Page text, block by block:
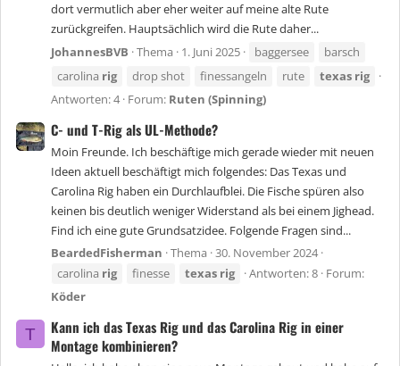
dort vermutlich aber eher weiter auf meine alte Rute
zurückgreifen. Hauptsächlich wird die Rute daher...
JohannesBVB Thema 1. Juni 2025 baggersee
barsch
carolina rig drop shot finessangeln rute texas rig
Antworten: 4 Forum: Ruten (Spinning)
C- und T-Rig als UL-Methode?
Moin Freunde. Ich beschäftige mich gerade wieder mit neuen
Ideen aktuell beschäftigt mich folgendes: Das Texas und
Carolina Rig haben ein Durchlaufblei. Die Fische spüren also
keinen bis deutlich weniger Widerstand als bei einem Jighead.
Find ich eine gute Grundsatzidee. Folgende Fragen sind...
BeardedFisherman Thema 30. November 2024
carolina rig finesse texas rig Antworten: 8 Forum:
Köder
T
Kann ich das Texas Rig und das Carolina Rig in einer
Montage kombinieren?